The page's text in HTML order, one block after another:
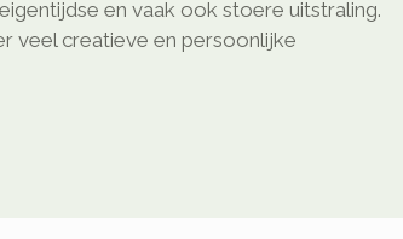
en vaak ook stoere uitstraling.
veel creatieve en persoonlijke